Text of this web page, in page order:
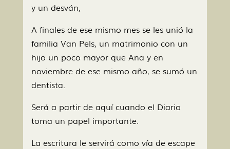
y un desván,
A finales de ese mismo mes se les unió la
familia Van Pels, un matrimonio con un
hijo un poco mayor que Ana y en
noviembre de ese mismo año, se sumó un
dentista.
Será a partir de aquí cuando el Diario
toma un papel importante.
La escritura le servirá como vía de escape